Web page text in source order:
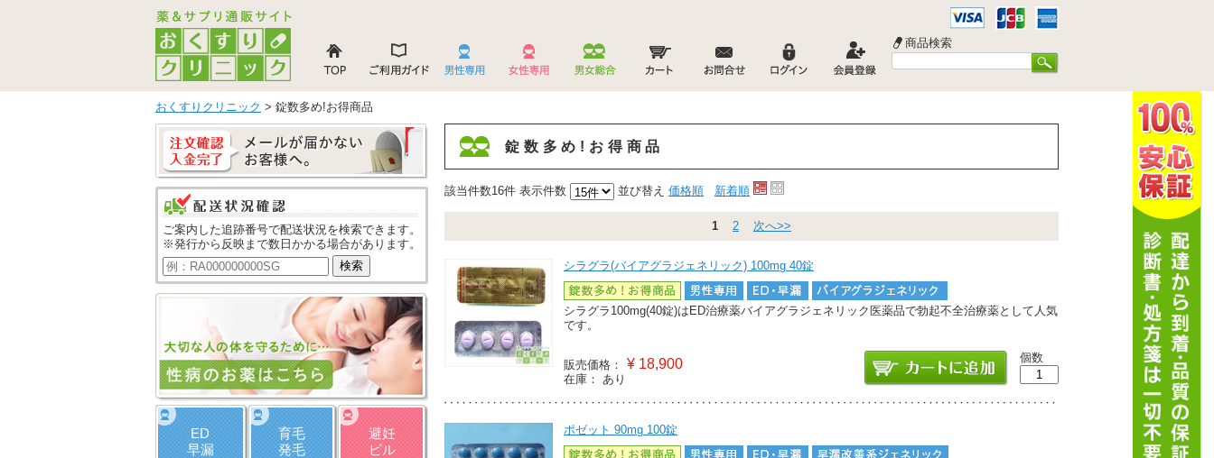
商品検索
おくすりクリニック > 錠数多め!お得商品
錠数多め!お得商品
該当件数16件 表示件数 並び替え 価格順 新着順
1 2 次へ>>
シラグラ(バイアグラジェネリック) 100mg 40錠
シラグラ100mg(40錠)はED治療薬バイアグラジェネリック医薬品で勃起不全治療薬として人気
です。
販売価格： ¥ 18,900
在庫： あり
個数
ポゼット 90mg 100錠
ご案内した追跡番号で配送状況を検索できます。
※発行から反映まで数日かかる場合があります。
ED
早漏
育毛
発毛
避妊
ピル